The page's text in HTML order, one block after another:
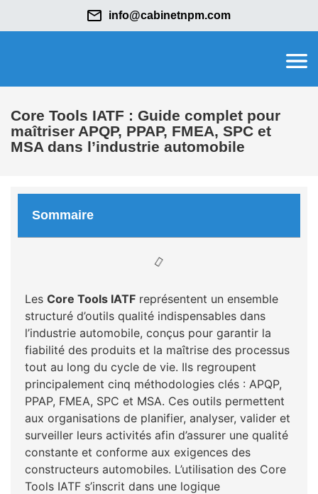
info@cabinetnpm.com
Core Tools IATF : Guide complet pour
maîtriser APQP, PPAP, FMEA, SPC et
MSA dans l’industrie automobile
Sommaire
Les Core Tools IATF représentent un ensemble
structuré d’outils qualité indispensables dans
l’industrie automobile, conçus pour garantir la
fiabilité des produits et la maîtrise des processus
tout au long du cycle de vie. Ils regroupent
principalement cinq méthodologies clés : APQP,
PPAP, FMEA, SPC et MSA. Ces outils permettent
aux organisations de planifier, analyser, valider et
surveiller leurs activités afin d’assurer une qualité
constante et conforme aux exigences des
constructeurs automobiles. L’utilisation des Core
Tools IATF s’inscrit dans une logique